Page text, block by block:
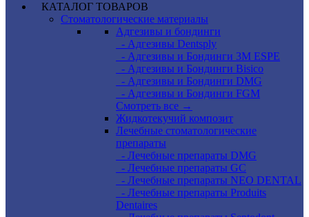
КАТАЛОГ ТОВАРОВ
Стоматологические материалы
Адгезивы и бондинги
- Адгезивы Dentsply
- Адгезивы и Бондинги 3M ESPE
- Адгезивы и Бондинги Bisico
- Адгезивы и Бондинги DMG
- Адгезивы и Бондинги FGM
Смотреть все →
Жидкотекучий композит
Лечебные стоматологические
препараты
- Лечебные препараты DMG
- Лечебные препараты GC
- Лечебные препараты NEO DENTAL
- Лечебные препараты Produits
Dentaires